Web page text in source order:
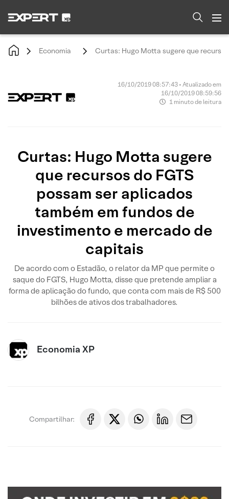
Economia Curtas: Hugo Motta sugere que
16/10/2019 08:57:43 • Atualizado em
16/10/2019 08:59:56
1 minuto de leitura
Curtas: Hugo Motta sugere
que recursos do FGTS
possam ser aplicados
também em fundos de
investimento e mercado de
capitais
De acordo com o Estadão, o relator da MP que permite o
saque do FGTS, Hugo Motta, disse que pretende ampliar a
forma de aplicação do fundo, que conta com mais de R$ 500
bilhões de ativos dos trabalhadores.
Economia XP
Compartilhar: